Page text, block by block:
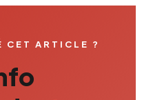
CET ARTICLE ?